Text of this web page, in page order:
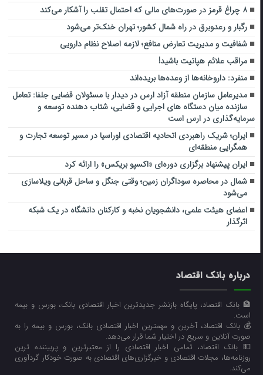
۸ چراغ قرمز در صورت‌های مالی که احتمال تقلب را آشکار می‌کند
رگبار و رعدوبرق در راه شمال کشور؛ تهران خنک‌تر می‌شود
شفافیت و مدیریت تعارض منافع؛ لازمه اصلاح نظام دارویی
مراقب علائم هپاتیت باشید!
منفرد: داروخانه‌ها از وعده‌ها بریده‌اند
مدیرعامل سازمان منطقه آزاد ارس در دیدار با مسئولان قضایی جلفا: تعامل
سازنده میان دستگاه‌ های اجرایی و قضایی، شتاب‌ دهنده توسعه و
سرمایه‌گذاری در ارس است
ایران؛ شریک راهبردی اتحادیه اقتصادی اوراسیا در مسیر توسعه تجارت و
همگرایی منطقه‌ای
ایران پیشنهاد برگزاری دوره‌ای «اکسپو بریکس» را ارائه کرد
شمال در محاصره سوداگران زمین؛ وقتی جنگل و ساحل قربانی ویلاسازی
می‌شود
اعضای هیئت علمی، دانشجویان نخبه و کارکنان دانشگاه در یک شبکه‌
اثرگذار
درباره بانک اقتصاد
🏦 بانک اقتصاد، پایگاه بازنشر جدیدترین اخبار اقتصادی بانک، بورس و بیمه
است.
💰 بانک اقتصاد، آخرین و مهمترین اخبار اقتصادی بانک، بورس و بیمه را به
صورت آنلاین و سریع در اختیار شما قرار می‌‌دهد.
💵 بانک اقتصاد، تمامی اخبار اقتصادی را از معتبرترین و پربیننده ترین
روزنامه‌ها، مجلات اقتصادی و خبرگزاری‌های اقتصادی به صورت خودکار گردآوری
می‌کند.